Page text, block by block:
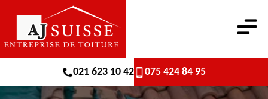
021 623 10 42 075 424 84 95